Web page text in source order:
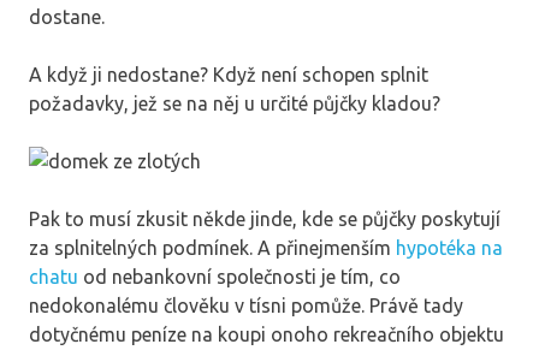
dostane.
A když ji nedostane? Když není schopen splnit
požadavky, jež se na něj u určité půjčky kladou?
Pak to musí zkusit někde jinde, kde se půjčky poskytují
za splnitelných podmínek. A přinejmenším hypotéka na
chatu od nebankovní společnosti je tím, co
nedokonalému člověku v tísni pomůže. Právě tady
dotyčnému peníze na koupi onoho rekreačního objektu